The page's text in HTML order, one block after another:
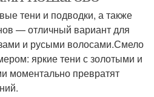
тени и подводки, а также
— отличный вариант для
и русыми волосами.Смело
яркие тени с золотыми и
моментально превратят